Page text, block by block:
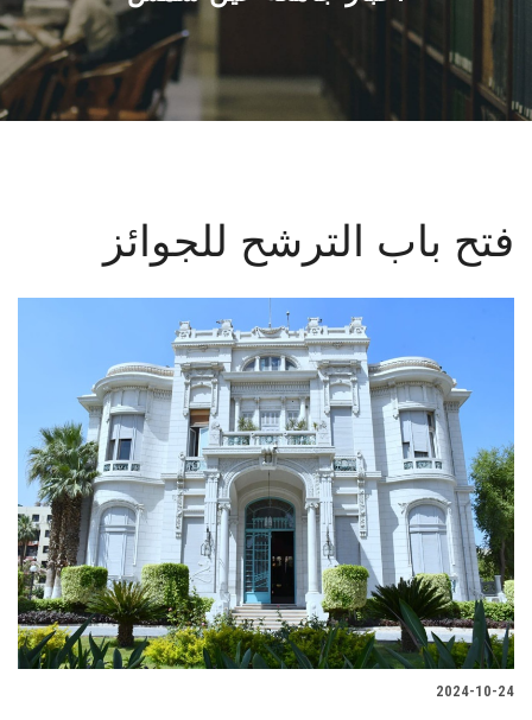
الشئون الأكاديمية
البحث العلمي
المراكز والوحدات
تواصل معنا
الطلاب
هيئة التدريس
الدراسات العليا
فتح باب الترشح للجوائز
2024-10-24